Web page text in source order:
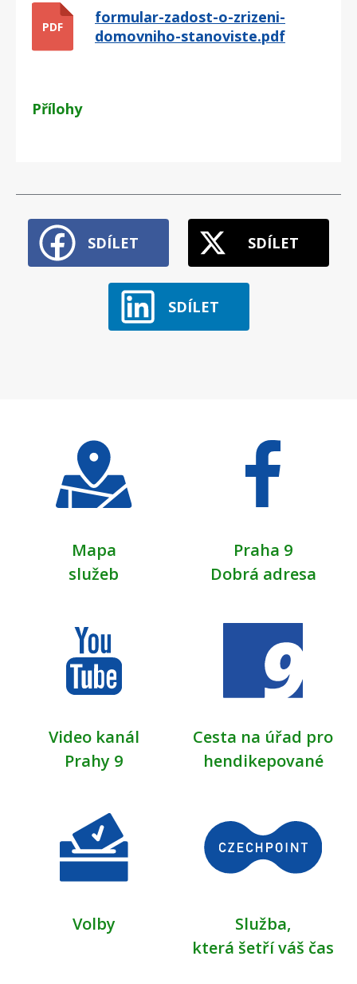
PDF
formular-zadost-o-zrizeni-
domovniho-stanoviste.pdf
Přílohy
SDÍLET SDÍLET
SDÍLET
Mapa
služeb
Praha 9
Dobrá adresa
Video kanál
Prahy 9
Cesta na úřad pro
hendikepované
Volby
Služba,
která šetří váš čas